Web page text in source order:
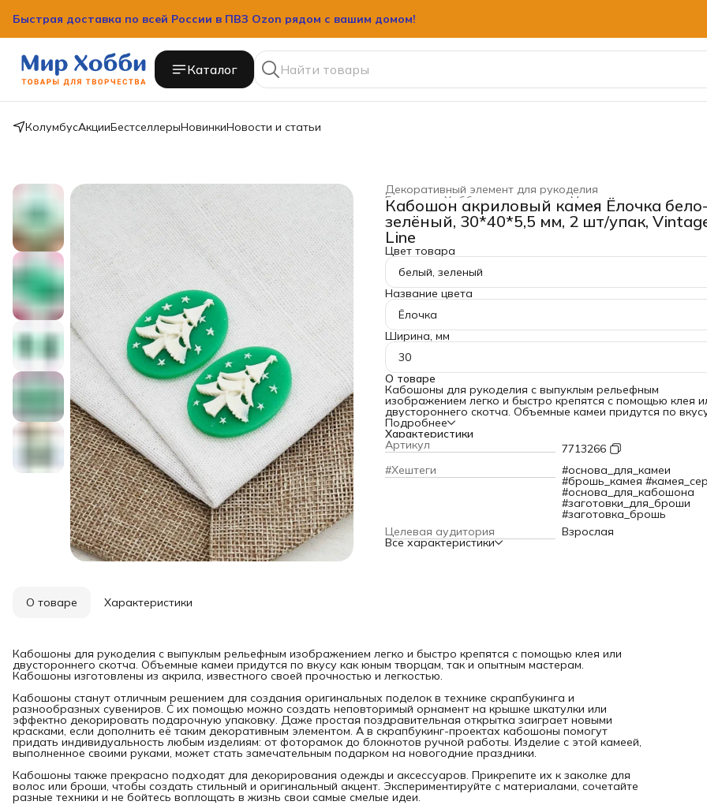
Быстрая доставка по всей России в ПВЗ Ozon рядом с вашим домом!
Каталог
КолумбусАкцииБестселлерыНовинкиНовости и статьи
Декоративный элемент для рукоделия
Материал для рукоделия
Хобби и творчество ›
Главная ›
Кабошон акриловый камея Ёлочка бело-
зелёный, 30*40*5,5 мм, 2 шт/упак,
Line
Цвет товара
белый, зеленый
Название цвета
Ёлочка
Ширина, мм
30
О товаре
Кабошоны для рукоделия с выпуклым рельефным
изображением легко и быстро крепятся с помощью клея
двустороннего скотча. Объемные камеи придутся по
юным творцам, так и опытным мастерам. Кабошоны
изготовлены из акрила, известного своей прочностью и
легкостью.
Кабошоны станут отличным решением для создания
оригинальных поделок в технике скрапбукинга и
разнообразных сувениров. С их помощью можно создать
неповторимый орнамент на крышке шкатулки или
декорировать подарочную упаковку. Даже простая
поздравительная открытка заиграет новыми красками,
дополнить её таким декоративным элементом. А в
скрапбукинг-проектах кабошоны помогут придать
индивидуальность любым изделиям: от фоторамок до
Подробнее
Характеристики
Артикул
7713266
#Хештеги
#основа_для_камеи
#брошь_камея
#основа_для_кабошона
#заготовки_для_броши
#заготовка_брошь
Целевая аудитория
Взрослая
Все характеристики
О товаре Характеристики
Кабошоны для рукоделия с выпуклым рельефным изображением легко и быстро крепятся с помощью клея или
двустороннего скотча. Объемные камеи придутся по вкусу как юным творцам, так и опытным мастерам.
Кабошоны изготовлены из акрила, известного своей прочностью и легкостью.
Кабошоны станут отличным решением для создания оригинальных поделок в технике скрапбукинга и
разнообразных сувениров. С их помощью можно создать неповторимый орнамент на крышке шкатулки или
эффектно декорировать подарочную упаковку. Даже простая поздравительная открытка заиграет новыми
красками, если дополнить её таким декоративным элементом. А в скрапбукинг-проектах кабошоны помогут
придать индивидуальность любым изделиям: от фоторамок до блокнотов ручной работы. Изделие с этой камеей,
выполненное своими руками, может стать замечательным подарком на новогодние праздники.
Кабошоны также прекрасно подходят для декорирования одежды и аксессуаров. Прикрепите их к заколке для
волос или броши, чтобы создать стильный и оригинальный акцент. Экспериментируйте с материалами, сочетайте
разные техники и не бойтесь воплощать в жизнь свои самые смелые идеи.